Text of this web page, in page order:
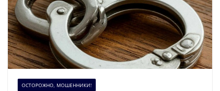
ОСТОРОЖНО, МОШЕННИКИ!